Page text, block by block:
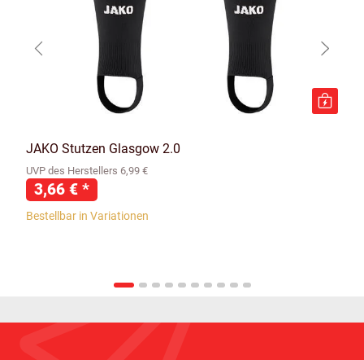
JAKO Stutzen Glasgow 2.0
UVP des Herstellers 6,99 €
3,66 € *
Bestellbar in Variationen